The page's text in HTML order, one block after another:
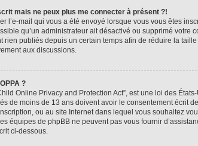
mais ne peux plus me connecter à présent ?!
l’e-mail qui vous a été envoyé lorsque vous vous êtes
qu’un administrateur ait désactivé ou supprimé
rien publiés depuis un certain temps afin de réduire la
aux discussions.
?
Online Privacy and Protection Act”, est une loi des
de moins de 13 ans doivent avoir le consentement écrit
ou au site Internet dans lequel vous souhaitez
équipes de phpBB ne peuvent pas vous fournir
ci-dessous.